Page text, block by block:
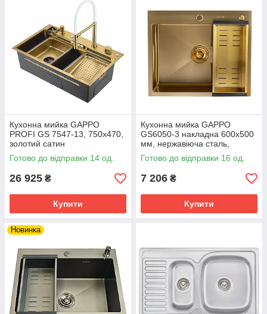
Кухонна мийка GAPPO
PROFI GS 7547-13, 750х470,
золотий сатин
Готово до відправки 14 од.
26 925 ₴
Купити
Кухонна мийка GAPPO
GS6050-3 накладна 600x500
мм, нержавіюча сталь,
золото
Готово до відправки 16 од.
7 206 ₴
Купити
Новинка